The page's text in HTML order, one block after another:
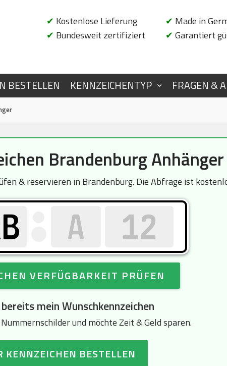
✔ Kostenlose Lieferung
✔ Bundesweit zertifiziert
✔ Made in
✔ Garantiert
BESTELLEN KENNZEICHENTYP FRAGEN &
Brandenburg Anhänger
& reservieren in Brandenburg. Die Abfrage ist
VERFÜGBARKEIT PRÜFEN
mein Wunschkennzeichen
und möchte Zeit & Geld sparen.
KENNZEICHEN BESTELLEN